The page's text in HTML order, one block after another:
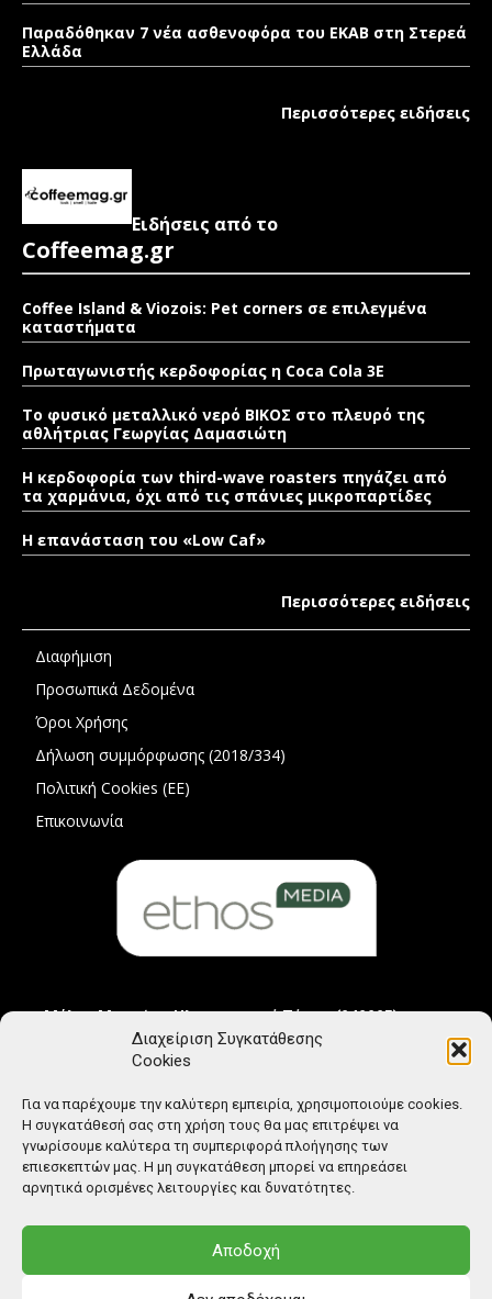
Διαχείριση Συγκατάθεσης
Cookies
Για να παρέχουμε την καλύτερη εμπειρία, χρησιμοποιούμε cookies.
Η συγκατάθεσή σας στη χρήση τους θα μας επιτρέψει να
γνωρίσουμε καλύτερα τη συμπεριφορά πλοήγησης των
επιεσκεπτών μας. Η μη συγκατάθεση μπορεί να επηρεάσει
αρνητικά ορισμένες λειτουργίες και δυνατότητες.
Αποδοχή
Παραδόθηκαν 7 νέα ασθενοφόρα του ΕΚΑΒ στη Στερεά
Ελλάδα
Περισσότερες ειδήσεις
Ειδήσεις από το
Coffeemag.gr
Coffee Island & Viozois: Pet corners σε επιλεγμένα
καταστήματα
Πρωταγωνιστής κερδοφορίας η Coca Cola 3E
Το φυσικό μεταλλικό νερό ΒΙΚΟΣ στο πλευρό της
αθλήτριας Γεωργίας Δαμασιώτη
Η κερδοφορία των third-wave roasters πηγάζει από
τα χαρμάνια, όχι από τις σπάνιες μικροπαρτίδες
Η επανάσταση του «Low Caf»
Περισσότερες ειδήσεις
Διαφήμιση
Προσωπικά Δεδομένα
Όροι Χρήσης
Δήλωση συμμόρφωσης (2018/334)
Πολιτική Cookies (ΕΕ)
Επικοινωνία
Μέλος Μητρώου Ηλεκτρονικού Τύπου (242225)